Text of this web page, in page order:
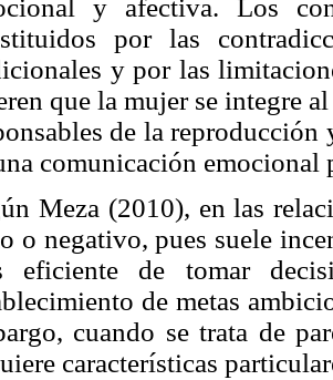
y afectiva. Los
por las
y por las
que la mujer se integre
de la
comunicación emocional
Meza (2010), en las
o negativo, pues suele
eficiente de tomar
de metas
cuando se trata de
características